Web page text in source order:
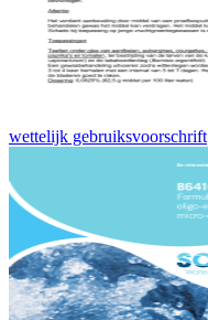
wettelijk gebruiksvoorschrift